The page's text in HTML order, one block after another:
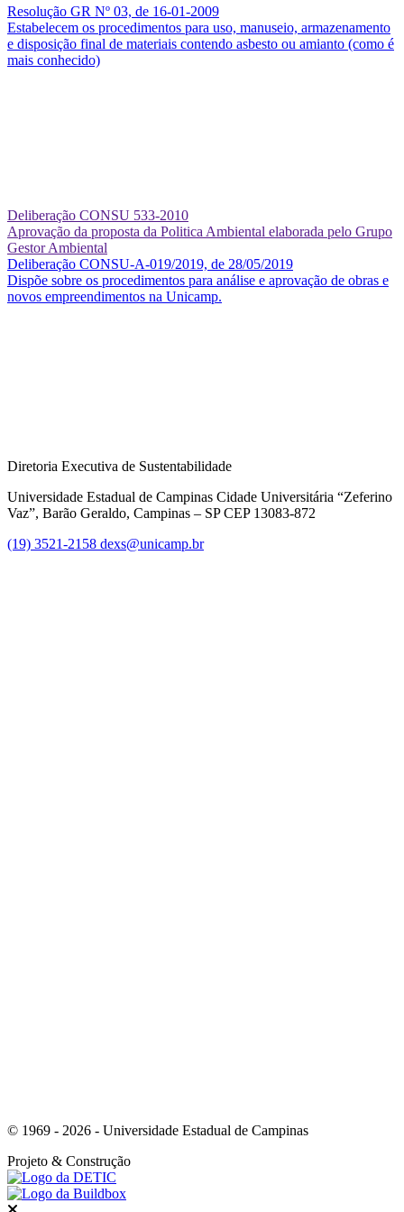
Resolução GR Nº 03, de 16-01-2009
Estabelecem os procedimentos para uso, manuseio, armazenamento
e disposição final de materiais contendo asbesto ou amianto (como é
mais conhecido)
Deliberação CONSU 533-2010
Aprovação da proposta da Politica Ambiental elaborada pelo Grupo
Gestor Ambiental
Deliberação CONSU-A-019/2019, de 28/05/2019
Dispõe sobre os procedimentos para análise e aprovação de obras e
novos empreendimentos na Unicamp.
Diretoria Executiva de Sustentabilidade
Universidade Estadual de Campinas Cidade Universitária “Zeferino
Vaz”, Barão Geraldo, Campinas – SP CEP 13083-872
(19) 3521-2158 dexs@unicamp.br
© 1969 - 2026 - Universidade Estadual de Campinas
Projeto & Construção